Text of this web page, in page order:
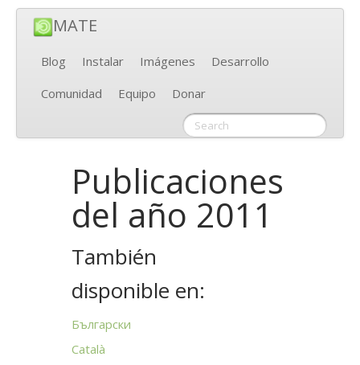
MATE
Blog Instalar Imágenes
Desarrollo
Comunidad
Equipo Donar
Publicaciones
del año 2011
También
disponible en:
Български
Català